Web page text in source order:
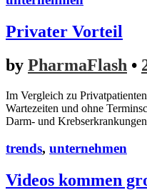
Privater Vorteil
by PharmaFlash •
Im Vergleich zu
Wartezeiten und ohne
Darm- und
trends, unternehmen
Videos kommen